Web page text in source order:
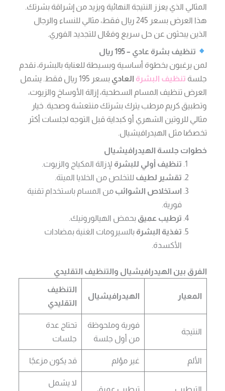
المثالي الذي يعزز النتيجة النهائية ويزيد من إشراقة بشرتك.
هذا العرض بسعر 245 ريال فقط، مثالي للنساء والرجال
الذين يبحثون عن حل سريع وفعّال للتجديد الفوري.
تنظيف بشرة عادي – 195 ريال
لمن يرغبون بخطوة أساسية وبسيطة للعناية بالبشرة، نقدم
جلسة تنظيف البشرة العادي
بسعر 195 ريال فقط. يشمل
العرض تنظيف المسام السطحية، إزالة الأوساخ والزيوت،
وتطبيق كريم مرطب يترك بشرتك منتعشة وصحية. خيار
مثالي للروتين الشهري أو كبداية قبل التوجه لجلسات أكثر
تخصصًا مثل الهيدرافيشيال.
خطوات جلسة الهيدرافيشيال
تنظيف أولي للبشرة لإزالة المكياج والزيوت.
تقشير لطيف للتخلص من الخلايا الميتة.
استخلاص الشوائب من المسام باستخدام تقنية
فورية.
ترطيب عميق بحمض الهيالورونيك.
تغذية البشرة بالسيرومات الغنية بمضادات
الأكسدة.
الفرق بين الهيدرافيشيال والتنظيف التقليدي
المعيار الهيدرافيشيال
التنظيف
التقليدي
النتيجة
فورية وملحوظة
من أول جلسة
تحتاج عدة
جلسات
الألم غير مؤلم قد يكون مزعجًا
الترطيب ترطيب عميق
لا يشمل